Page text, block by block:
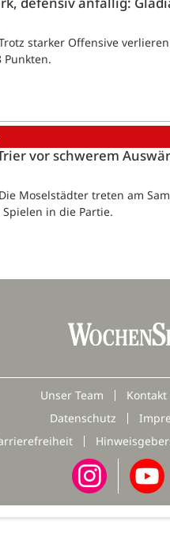
starker Offensive
Punkten.
vor schwerem
Moselstädter treten am
in die Partie.
Unser Team Kontakt
Datenschutz